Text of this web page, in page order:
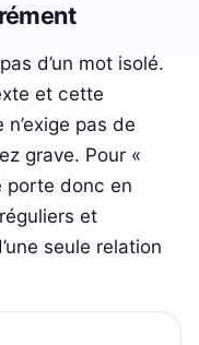
d’un mot isolé.
et cette
pas de
grave. Pour «
porte donc en
et
seule relation